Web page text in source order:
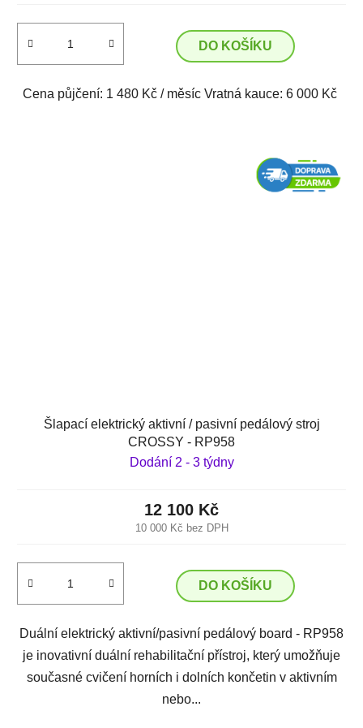
DO KOŠÍKU
Cena půjčení: 1 480 Kč / měsíc Vratná kauce: 6 000 Kč
Šlapací elektrický aktivní / pasivní pedálový stroj
CROSSY - RP958
Dodání 2 - 3 týdny
10 000 Kč bez DPH
12 100 Kč
DO KOŠÍKU
Duální elektrický aktivní/pasivní pedálový board - RP958
je inovativní duální rehabilitační přístroj, který umožňuje
současné cvičení horních i dolních končetin v aktivním
nebo...